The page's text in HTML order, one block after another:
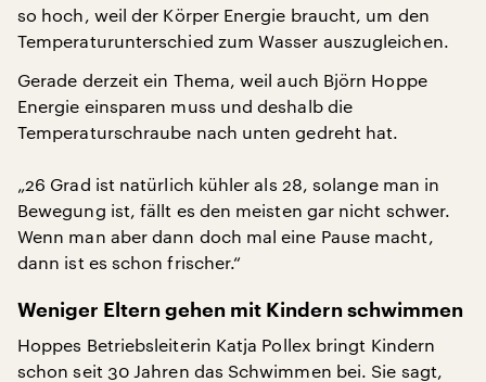
so hoch, weil der Körper Energie braucht, um den
Temperaturunterschied zum Wasser auszugleichen.
Gerade derzeit ein Thema, weil auch Björn Hoppe
Energie einsparen muss und deshalb die
Temperaturschraube nach unten gedreht hat.
„26 Grad ist natürlich kühler als 28, solange man in
Bewegung ist, fällt es den meisten gar nicht schwer.
Wenn man aber dann doch mal eine Pause macht,
dann ist es schon frischer.“
Weniger Eltern gehen mit Kindern schwimmen
Hoppes Betriebsleiterin Katja Pollex bringt Kindern
schon seit 30 Jahren das Schwimmen bei. Sie sagt,